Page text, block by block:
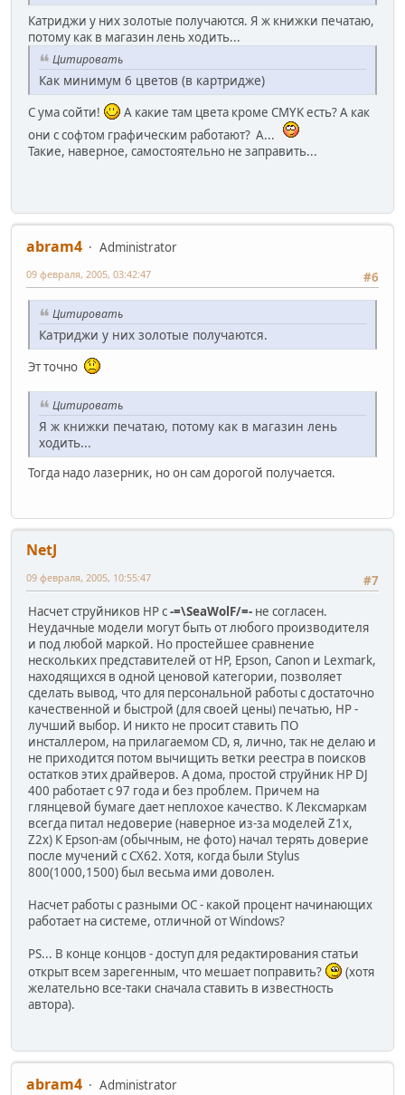
Катриджи у них золотые получаются. Я ж книжки печатаю,
потому как в магазин лень ходить...
Цитировать
Как минимум 6 цветов (в картридже)
С ума сойти!
А какие там цвета кроме CMYK есть? А как
они с софтом графическим работают? А...
Такие, наверное, самостоятельно не заправить...
abram4
Administrator
#6
09 февраля, 2005, 03:42:47
Цитировать
Катриджи у них золотые получаются.
Эт точно
Цитировать
Я ж книжки печатаю, потому как в магазин лень
ходить...
Тогда надо лазерник, но он сам дорогой получается.
NetJ
#7
09 февраля, 2005, 10:55:47
Насчет струйников HP с-=\SeaWolF/=- не согласен.
Неудачные модели могут быть от любого производителя
и под любой маркой. Но простейшее сравнение
нескольких представителей от HP, Epson, Canon и Lexmark,
находящихся в одной ценовой категории, позволяет
сделать вывод, что для персональной работы с достаточно
качественной и быстрой (для своей цены) печатью, HP -
лучший выбор. И никто не просит ставить ПО
инсталлером, на прилагаемом CD, я, лично, так не делаю и
не приходится потом вычищить ветки реестра в поисков
остатков этих драйверов. А дома, простой струйник HP DJ
400 работает с 97 года и без проблем. Причем на
глянцевой бумаге дает неплохое качество. К Лексмаркам
всегда питал недоверие (наверное из-за моделей Z1x,
Z2x) К Epson-ам (обычным, не фото) начал терять доверие
после мучений с CX62. Хотя, когда были Stylus
800(1000,1500) был весьма ими доволен.
Насчет работы с разными ОС - какой процент начинающих
работает на системе, отличной от Windows?
PS... В конце концов - доступ для редактирования статьи
открыт всем зарегенным, что мешает поправить?
(хотя
желательно все-таки сначала ставить в известность
автора).
abram4
Administrator